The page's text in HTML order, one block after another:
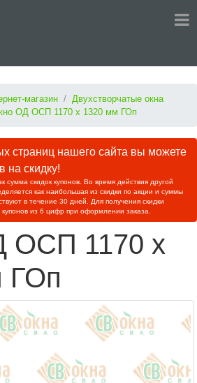
магазин
Двухстворчатые окна
ОД ОСП 1170 х 1320 мм ГОп
страниц нашего сайта вы можете
на скидку!
сумма скидок купонов. Во время действия другой
как наибольшая из скидки по акции и суммы
в течение 30 дней. Для получения скидки
из 6 цифр при оформлении заказа.
ОСП 1170 х
ГОп